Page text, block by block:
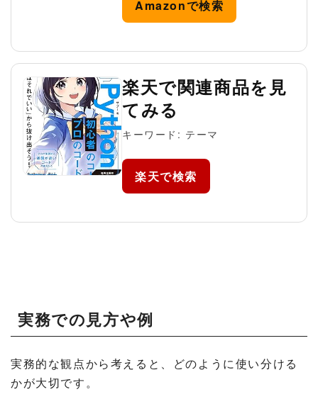
Amazonで検索
楽天で関連商品を見
てみる
キーワード: テーマ
楽天で検索
実務での見方や例
実務的な観点から考えると、どのように使い分ける
かが大切です。